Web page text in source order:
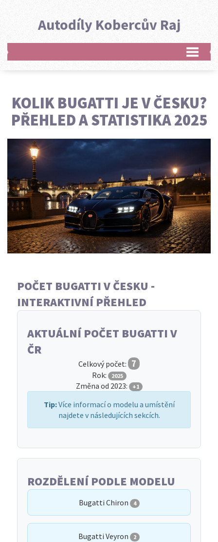
Autodíly Kobercův Raj
KOLIK BUGATTI JE V ČESKU?
PŘEHLED A STATISTIKA 2025
POČET BUGATTI V ČESKU -
INTERAKTIVNÍ PŘEHLED
AKTUÁLNÍ POČET BUGATTI V
ČR
Celkový počet: 7
Rok: 2025
Změna od 2023: +1
Tip:Více informací o modelu a umístění
najdete v následujících sekcích.
ROZDĚLENÍ PODLE MODELU
Bugatti Chiron 4
Bugatti Veyron 2